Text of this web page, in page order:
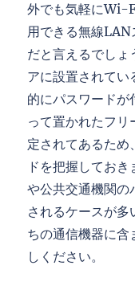
外でも気軽にWi-
用できる無線LAN
だと言えるでしょ
アに設置されて
的にパスワードが
って置かれたフ
定されてあるため
ドを把握してお
や公共交通機関の
されるケースが
ちの通信機器に
しください。